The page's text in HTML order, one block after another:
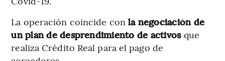
La operación coincide con la negociación de
un plan de desprendimiento de activos que
realiza Crédito Real para el pago de